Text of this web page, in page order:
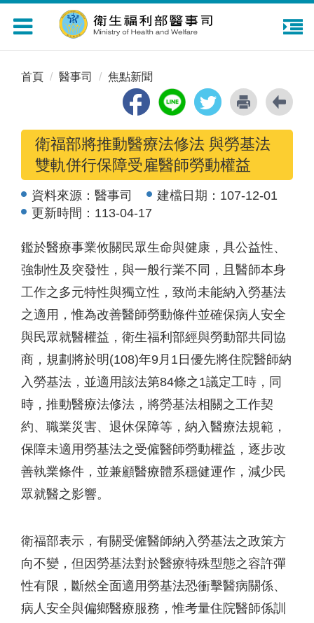
Toggle
navigation
首頁 醫事司 焦點新聞
衛福部將推動醫療法修法 與勞基法
雙軌併行保障受雇醫師勞動權益
資料來源： 醫事司 建檔日期： 107-12-01
更新時間： 113-04-17
鑑於醫療事業攸關民眾生命與健康，具公益性、
強制性及突發性，與一般行業不同，且醫師本身
工作之多元特性與獨立性，致尚未能納入勞基法
之適用，惟為改善醫師勞動條件並確保病人安全
與民眾就醫權益，衛生福利部經與勞動部共同協
商，規劃將於明(108)年9月1日優先將住院醫師納
入勞基法，並適用該法第84條之1議定工時，同
時，推動醫療法修法，將勞基法相關之工作契
約、職業災害、退休保障等，納入醫療法規範，
保障未適用勞基法之受僱醫師勞動權益，逐步改
善執業條件，並兼顧醫療體系穩健運作，減少民
眾就醫之影響。
衛福部表示，有關受僱醫師納入勞基法之政策方
向不變，但因勞基法對於醫療特殊型態之容許彈
性有限，斷然全面適用勞基法恐衝擊醫病關係、
病人安全與偏鄉醫療服務，惟考量住院醫師係訓